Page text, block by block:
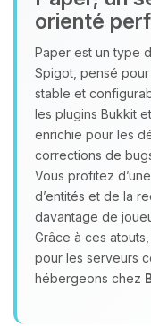
orienté
Paper est un type
Spigot, pensé
stable et
les plugins Bukkit
enrichie pour les
corrections de
Vous profitez
d’entités et de la
davantage de
Grâce à ces atouts,
pour les serveurs
hébergeons chez
Youpi,
parler !
tu as
petits
07/08/